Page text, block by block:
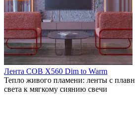
Лента COB X560 Dim to Warm
Тепло живого пламени: ленты с
света к мягкому сиянию свечи